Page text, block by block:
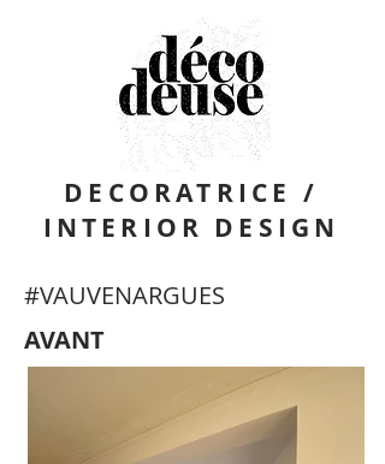
DECORATRICE /
INTERIOR DESIGN
#VAUVENARGUES
AVANT